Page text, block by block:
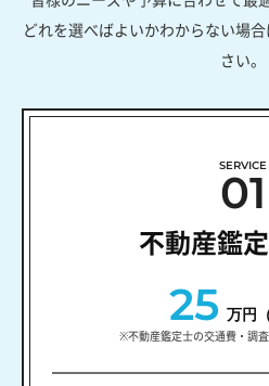
どれを選べばよいかわからない場
さい。
SERVICE
01
不動産鑑
25 万円
※不動産鑑定士の交通費・調査